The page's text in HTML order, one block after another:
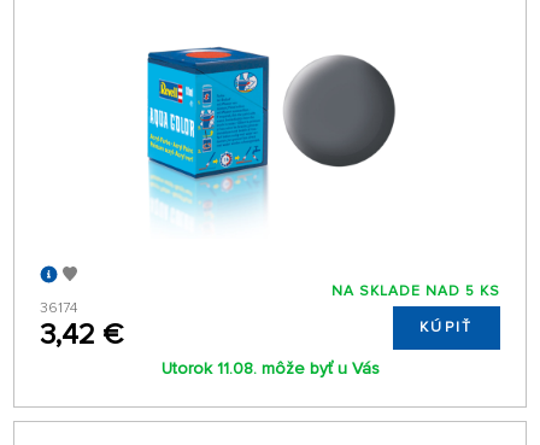
36174
3,42 €
NA SKLADE NAD 5 KS
KÚPIŤ
Utorok 11.08. môže byť u Vás